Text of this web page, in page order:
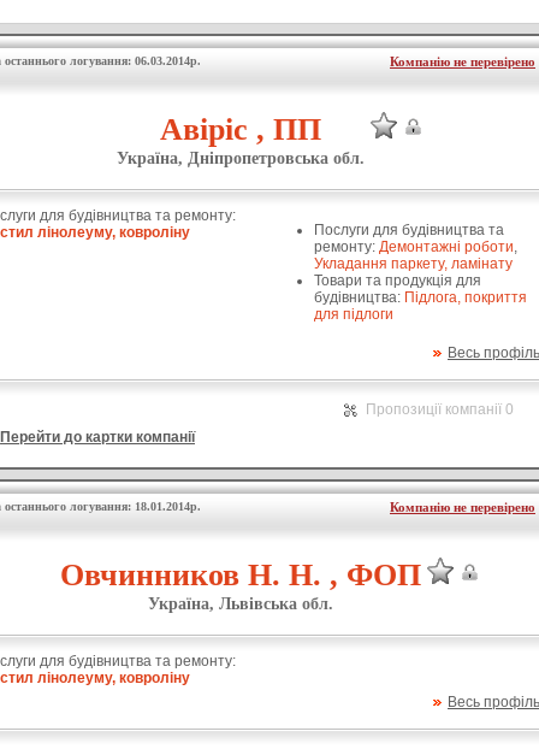
останнього логування: 06.03.2014р. Компанію не перевірено
Авіріс , ПП
Україна, Дніпропетровська обл.
для будівництва та ремонту:
лінолеуму, ковроліну
Послуги для будівництва та
ремонту: Демонтажні роботи,
Укладання паркету, ламінату
Товари та продукція для
будівництва: Підлога, покриття
для підлоги
Весь профіль
Пропозиції компанії 0
Перейти до картки компанії
останнього логування: 18.01.2014р. Компанію не перевірено
Овчинников Н. Н. , ФОП
Україна, Львівська обл.
для будівництва та ремонту:
лінолеуму, ковроліну
Весь профіль